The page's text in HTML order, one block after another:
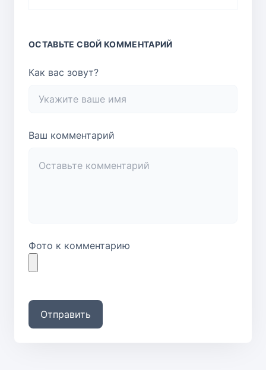
ОСТАВЬТЕ СВОЙ КОММЕНТАРИЙ
Как вас зовут?
Ваш комментарий
Фото к комментарию
Отправить